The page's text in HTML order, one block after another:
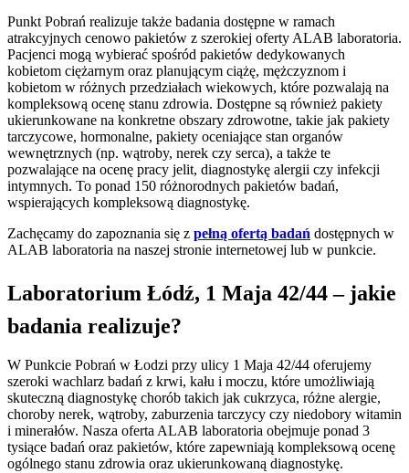
Punkt Pobrań realizuje także badania dostępne w ramach
atrakcyjnych cenowo pakietów z szerokiej oferty ALAB laboratoria.
Pacjenci mogą wybierać spośród pakietów dedykowanych
kobietom ciężarnym oraz planującym ciążę, mężczyznom i
kobietom w różnych przedziałach wiekowych, które pozwalają na
kompleksową ocenę stanu zdrowia. Dostępne są również pakiety
ukierunkowane na konkretne obszary zdrowotne, takie jak pakiety
tarczycowe, hormonalne, pakiety oceniające stan organów
wewnętrznych (np. wątroby, nerek czy serca), a także te
pozwalające na ocenę pracy jelit, diagnostykę alergii czy infekcji
intymnych. To ponad 150 różnorodnych pakietów badań,
wspierających kompleksową diagnostykę.
Zachęcamy do zapoznania się z pełną ofertą badań dostępnych w
ALAB laboratoria na naszej stronie internetowej lub w punkcie.
Laboratorium Łódź, 1 Maja 42/44 – jakie
badania realizuje?
W Punkcie Pobrań w Łodzi przy ulicy 1 Maja 42/44 oferujemy
szeroki wachlarz badań z krwi, kału i moczu, które umożliwiają
skuteczną diagnostykę chorób takich jak cukrzyca, różne alergie,
choroby nerek, wątroby, zaburzenia tarczycy czy niedobory witamin
i minerałów. Nasza oferta ALAB laboratoria obejmuje ponad 3
tysiące badań oraz pakietów, które zapewniają kompleksową ocenę
ogólnego stanu zdrowia oraz ukierunkowaną diagnostykę.